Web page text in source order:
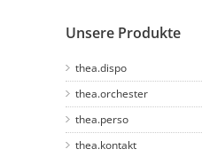
Unsere Produkte
thea.dispo
thea.orchester
thea.perso
thea.kontakt